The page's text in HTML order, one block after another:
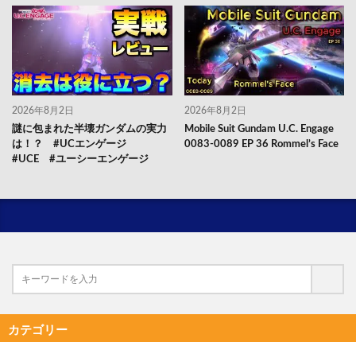
2026年8月2日
謎に包まれた半壊ガンダムの実力
は！？ #UCエンゲージ
#UCE #ユーシーエンゲージ
2026年8月2日
Mobile Suit Gundam U.C. Engage
0083-0089 EP 36 Rommel’s Face
カテゴリー